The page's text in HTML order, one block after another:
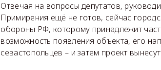
Отвечая на вопросы депутатов,
Примирения ещё не готов, сейчас
обороны РФ, которому принадлежит
возможность появления объекта, его
севастопольцев – и затем проект